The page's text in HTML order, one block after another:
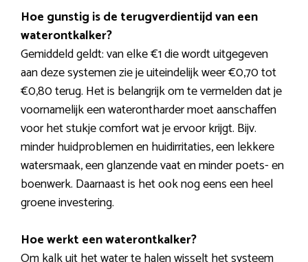
Hoe gunstig is de terugverdientijd van een
waterontkalker?
Gemiddeld geldt: van elke €1 die wordt uitgegeven
aan deze systemen zie je uiteindelijk weer €0,70 tot
€0,80 terug. Het is belangrijk om te vermelden dat je
voornamelijk een waterontharder moet aanschaffen
voor het stukje comfort wat je ervoor krijgt. Bijv.
minder huidproblemen en huidirritaties, een lekkere
watersmaak, een glanzende vaat en minder poets- en
boenwerk. Daarnaast is het ook nog eens een heel
groene investering.
Hoe werkt een waterontkalker?